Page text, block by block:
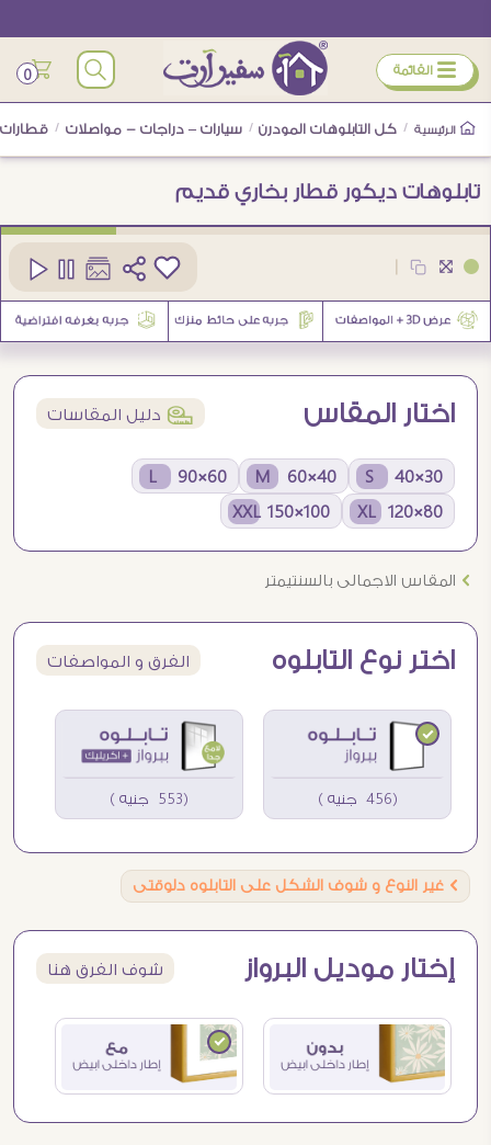
ÿ القائمة 0
الرئيسية / كل التابلوهات المودرن / سيارات – دراجات - مواصلات / قطارات
تابلوهات ديكور قطار بخاري قديم
اختار المقاس í دليل المقاسات
30×40 S
40×60 M
60×90 L
80×120 XL
100×150 XXL
Ö المقاس الاجمالى بالسنتيمتر
اختر نوع التابلوه الفرق و المواصفات
(456 جنيه ) (553 جنيه )
Ö غير النوع و شوف الشكل على التابلوه دلوقتى
إختار موديل البرواز شوف الفرق هنا